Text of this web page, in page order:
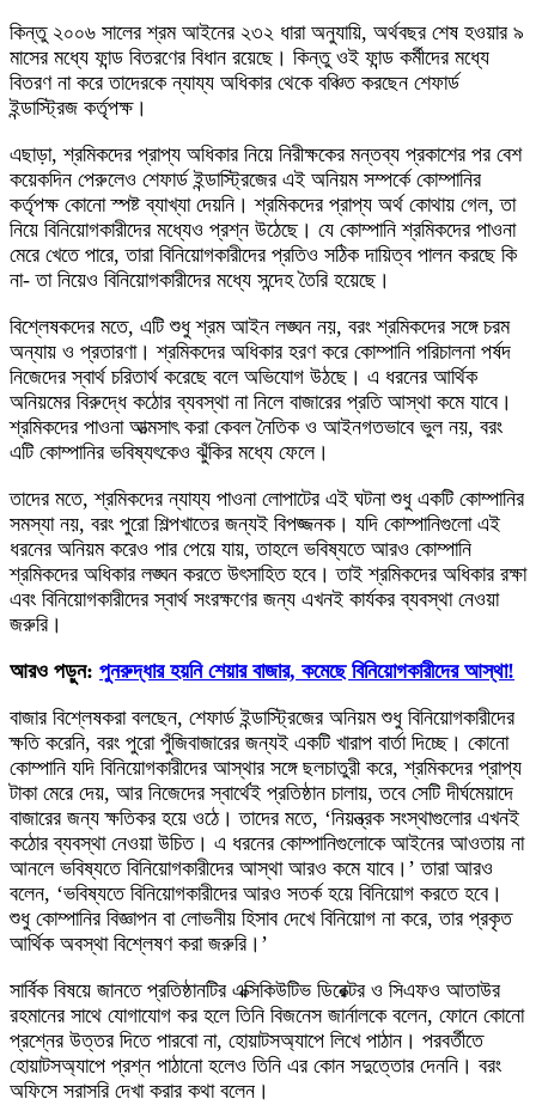
কিন্তু ২০০৬ সালের শ্রম আইনের ২৩২ ধারা অনুযায়ি, অর্থবছর শেষ হওয়ার ৯
মাসের মধ্যে ফান্ড বিতরণের বিধান রয়েছে। কিন্তু ওই ফান্ড কর্মীদের মধ্যে
বিতরণ না করে তাদেরকে ন্যায্য অধিকার থেকে বঞ্চিত করছেন শেফার্ড
ইন্ডাস্ট্রিজ কর্তৃপক্ষ।
এছাড়া, শ্রমিকদের প্রাপ্য অধিকার নিয়ে নিরীক্ষকের মন্তব্য প্রকাশের পর বেশ
কয়েকদিন পেরুলেও শেফার্ড ইন্ডাস্ট্রিজের এই অনিয়ম সম্পর্কে কোম্পানির
কর্তৃপক্ষ কোনো স্পষ্ট ব্যাখ্যা দেয়নি। শ্রমিকদের প্রাপ্য অর্থ কোথায় গেল, তা
নিয়ে বিনিয়োগকারীদের মধ্যেও প্রশ্ন উঠেছে। যে কোম্পানি শ্রমিকদের পাওনা
মেরে খেতে পারে, তারা বিনিয়োগকারীদের প্রতিও সঠিক দায়িত্ব পালন করছে কি
না- তা নিয়েও বিনিয়োগকারীদের মধ্যে সন্দেহ তৈরি হয়েছে।
বিশ্লেষকদের মতে, এটি শুধু শ্রম আইন লঙ্ঘন নয়, বরং শ্রমিকদের সঙ্গে চরম
অন্যায় ও প্রতারণা। শ্রমিকদের অধিকার হরণ করে কোম্পানি পরিচালনা পর্ষদ
নিজেদের স্বার্থ চরিতার্থ করেছে বলে অভিযোগ উঠছে। এ ধরনের আর্থিক
অনিয়মের বিরুদ্ধে কঠোর ব্যবস্থা না নিলে বাজারের প্রতি আস্থা কমে যাবে।
শ্রমিকদের পাওনা আত্মসাৎ করা কেবল নৈতিক ও আইনগতভাবে ভুল নয়, বরং
এটি কোম্পানির ভবিষ্যৎকেও ঝুঁকির মধ্যে ফেলে।
তাদের মতে, শ্রমিকদের ন্যায্য পাওনা লোপাটের এই ঘটনা শুধু একটি কোম্পানির
সমস্যা নয়, বরং পুরো শিল্পখাতের জন্যই বিপজ্জনক। যদি কোম্পানিগুলো এই
ধরনের অনিয়ম করেও পার পেয়ে যায়, তাহলে ভবিষ্যতে আরও কোম্পানি
শ্রমিকদের অধিকার লঙ্ঘন করতে উৎসাহিত হবে। তাই শ্রমিকদের অধিকার রক্ষা
এবং বিনিয়োগকারীদের স্বার্থ সংরক্ষণের জন্য এখনই কার্যকর ব্যবস্থা নেওয়া
জরুরি।
আরও পড়ুন: পুনরুদ্ধার হয়নি শেয়ার বাজার, কমেছে বিনিয়োগকারীদের আস্থা!
বাজার বিশ্লেষকরা বলছেন, শেফার্ড ইন্ডাস্ট্রিজের অনিয়ম শুধু বিনিয়োগকারীদের
ক্ষতি করেনি, বরং পুরো পুঁজিবাজারের জন্যই একটি খারাপ বার্তা দিচ্ছে। কোনো
কোম্পানি যদি বিনিয়োগকারীদের আস্থার সঙ্গে ছলচাতুরী করে, শ্রমিকদের প্রাপ্য
টাকা মেরে দেয়, আর নিজেদের স্বার্থেই প্রতিষ্ঠান চালায়, তবে সেটি দীর্ঘমেয়াদে
বাজারের জন্য ক্ষতিকর হয়ে ওঠে। তাদের মতে, ‘নিয়ন্ত্রক সংস্থাগুলোর এখনই
কঠোর ব্যবস্থা নেওয়া উচিত। এ ধরনের কোম্পানিগুলোকে আইনের আওতায় না
আনলে ভবিষ্যতে বিনিয়োগকারীদের আস্থা আরও কমে যাবে।’ তারা আরও
বলেন, ‘ভবিষ্যতে বিনিয়োগকারীদের আরও সতর্ক হয়ে বিনিয়োগ করতে হবে।
শুধু কোম্পানির বিজ্ঞাপন বা লোভনীয় হিসাব দেখে বিনিয়োগ না করে, তার প্রকৃত
আর্থিক অবস্থা বিশ্লেষণ করা জরুরি।’
সার্বিক বিষয়ে জানতে প্রতিষ্ঠানটির এক্সিকিউটিভ ডিরেক্টর ও সিএফও আতাউর
রহমানের সাথে যোগাযোগ কর হলে তিনি বিজনেস জার্নালকে বলেন, ফোনে কোনো
প্রশ্নের উত্তর দিতে পারবো না, হোয়াটসঅ্যাপে লিখে পাঠান। পরবর্তীতে
হোয়াটসঅ্যাপে প্রশ্ন পাঠানো হলেও তিনি এর কোন সদুত্তোর দেননি। বরং
অফিসে সরাসরি দেখা করার কথা বলেন।